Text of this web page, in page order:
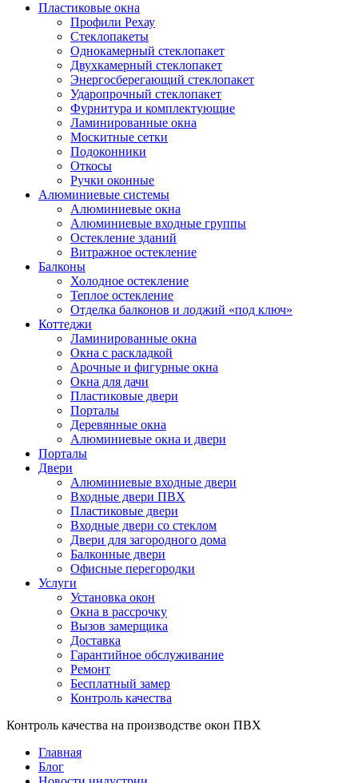
Пластиковые окна
Профили Рехау
Стеклопакеты
Однокамерный стеклопакет
Двухкамерный стеклопакет
Энергосберегающий стеклопакет
Ударопрочный стеклопакет
Фурнитура и комплектующие
Ламинированные окна
Москитные сетки
Подоконники
Откосы
Ручки оконные
Алюминиевые системы
Алюминиевые окна
Алюминиевые входные группы
Остекление зданий
Витражное остекление
Балконы
Холодное остекление
Теплое остекление
Отделка балконов и лоджий «под ключ»
Коттеджи
Ламинированные окна
Окна с раскладкой
Арочные и фигурные окна
Окна для дачи
Пластиковые двери
Порталы
Деревянные окна
Алюминиевые окна и двери
Порталы
Двери
Алюминиевые входные двери
Входные двери ПВХ
Пластиковые двери
Входные двери со стеклом
Двери для загородного дома
Балконные двери
Офисные перегородки
Услуги
Установка окон
Окна в рассрочку
Вызов замерщика
Доставка
Гарантийное обслуживание
Ремонт
Бесплатный замер
Контроль качества
Контроль качества на производстве окон ПВХ
Главная
Блог